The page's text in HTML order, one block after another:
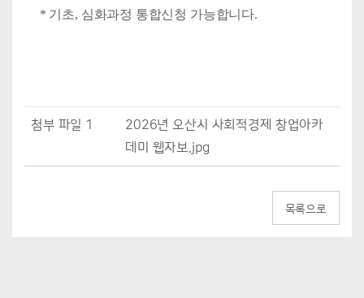
* 기초, 심화과정 통합신청 가능합니다.
첨부 파일 1
2026년 오산시 사회적경제 창업아카
데미 웹자보.jpg
목록으로